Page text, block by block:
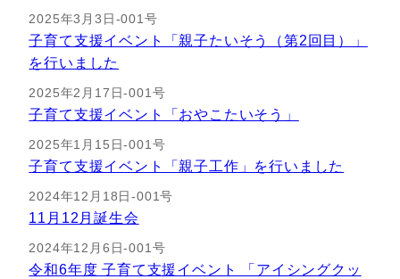
2025年3月3日-001号
子育て支援イベント「親子たいそう（第2回目）」
を行いました
2025年2月17日-001号
子育て支援イベント「おやこたいそう」
2025年1月15日-001号
子育て支援イベント「親子工作」を行いました
2024年12月18日-001号
11月12月誕生会
2024年12月6日-001号
令和6年度 子育て支援イベント 「アイシングクッ